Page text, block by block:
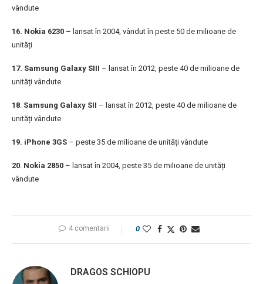
vândute
16. Nokia 6230 – lansat în 2004, vândut în peste 50 de milioane de
unități
17. Samsung Galaxy SIII – lansat în 2012, peste 40 de milioane de
unități vândute
18. Samsung Galaxy SII – lansat în 2012, peste 40 de milioane de
unități vândute
19. iPhone 3GS – peste 35 de milioane de unități vândute
20. Nokia 2850 – lansat în 2004, peste 35 de milioane de unități
vândute
4 comentarii 0
DRAGOS SCHIOPU